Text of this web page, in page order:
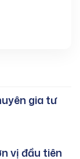
gia tư
vị đầu tiên